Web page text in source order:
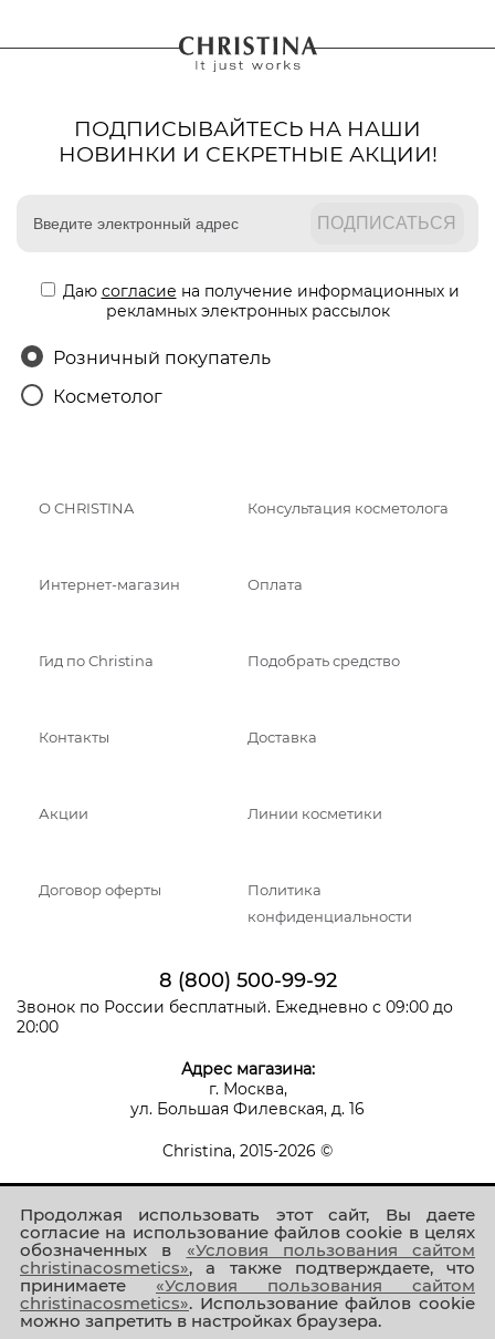
Продолжая использовать этот сайт, Вы даете
согласие на использование файлов cookie в целях
обозначенных в «Условия пользования сайтом
christinacosmetics», а также подтверждаете, что
принимаете «Условия пользования сайтом
christinacosmetics». Использование файлов cookie
можно запретить в настройках браузера.
ПОДПИСЫВАЙТЕСЬ НА НАШИ
НОВИНКИ И СЕКРЕТНЫЕ АКЦИИ!
Даю согласие на получение информационных и
рекламных электронных рассылок
Розничный покупатель
Косметолог
О CHRISTINA Консультация косметолога
Интернет-магазин Оплата
Гид по Christina Подобрать средство
Контакты Доставка
Акции Линии косметики
Договор оферты
Политика
конфиденциальности
8 (800) 500-99-92
Звонок по России бесплатный. Ежедневно с 09:00 до
20:00
Адрес магазина:
г. Москва,
ул. Большая Филевская, д. 16
Christina, 2015-2026 ©
Присоединяйтесь к нам!